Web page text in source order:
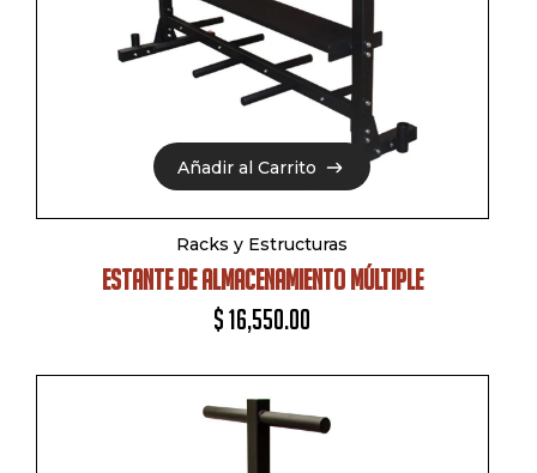
Añadir al Carrito
Añadir al Carrito
Racks y Estructuras
ESTANTE DE ALMACENAMIENTO MÚLTIPLE
$ 16,550.00